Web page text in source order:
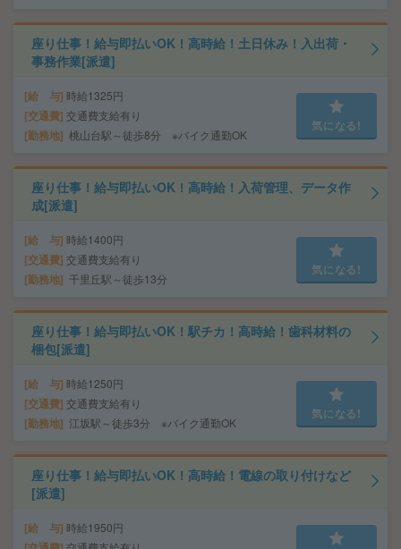
座り仕事！給与即払いOK！高時給！土日休み！入出荷・
事務作業[派遣]
給 与 時給1325円
交通費 交通費支給有り
勤務地 桃山台駅～徒歩8分 ※バイク通勤OK
気になる!
座り仕事！給与即払いOK！高時給！入荷管理、データ作
成[派遣]
給 与 時給1400円
交通費 交通費支給有り
勤務地 千里丘駅～徒歩13分
気になる!
座り仕事！給与即払いOK！駅チカ！高時給！歯科材料の
梱包[派遣]
給 与 時給1250円
交通費 交通費支給有り
勤務地 江坂駅～徒歩3分 ※バイク通勤OK
気になる!
座り仕事！給与即払いOK！高時給！電線の取り付けなど
[派遣]
給 与 時給1950円